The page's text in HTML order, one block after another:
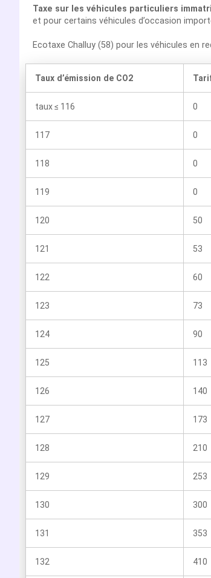
Taxe sur les véhicules particuliers
et pour certains véhicules d’occasion
Ecotaxe Challuy (58) pour les véhicules en
Taux d’émission de CO2
taux ≤ 116 0
117 0
118 0
119 0
120 50
121 53
122 60
123 73
124 90
125 113
126 140
127 173
128 210
129 253
130 300
131 353
132 410